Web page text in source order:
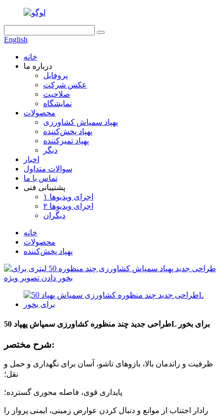
English
خانه
درباره ما
پروفایل
عکس شرکت
صلاحیت
نمایشگاه
محصولات
پهپاد سمپاش کشاورزی
پهپاد پخش‌کننده
پهپاد تمیزکننده
دیگر
اخبار
سوالات متداول
تماس با ما
پشتیبانی فنی
اجرای ویدیوها ۱
اجرای ویدیوها ۲
دیگران
خانه
محصولات
پهپاد پخش‌کننده
طراحی جدید چند منظوره کشاورزی سمپاش پهپاد 50L برای بخور
شرح مختصر:
ظرفیت و راندمان بالا، بازوهای تاشو، آسان برای نگهداری و حمل و
نقل؛
پایداری قوی، فاصله محوری گسترده؛
رادار اجتناب از موانع و دنبال کردن عوارض زمینی، ایمنی پرواز را